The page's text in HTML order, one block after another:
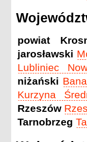
powiat
jarosławski
Lubliniec
niżański
Kurzyna
Rzeszów
Tarnobrzeg